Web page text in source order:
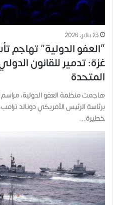
23 يناير، 2026
“العفو الدولية”
غزة: تدمير للقانون
المتحدة
هاجمت منظمة العفو الدولية،
برئاسة الرئيس الأمريكي دونالد
خطيرة…